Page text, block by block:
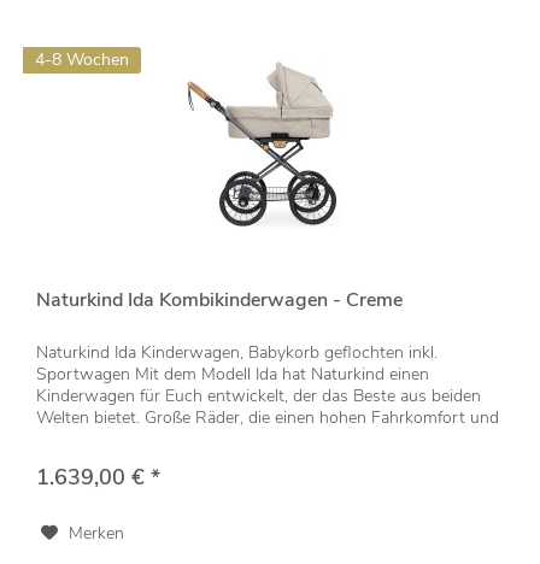
4-8 Wochen
Naturkind Ida Kombikinderwagen - Creme
Naturkind Ida Kinderwagen, Babykorb geflochten inkl.
Sportwagen Mit dem Modell Ida hat Naturkind einen
Kinderwagen für Euch entwickelt, der das Beste aus beiden
Welten bietet. Große Räder, die einen hohen Fahrkomfort und
1.639,00 € *
Merken